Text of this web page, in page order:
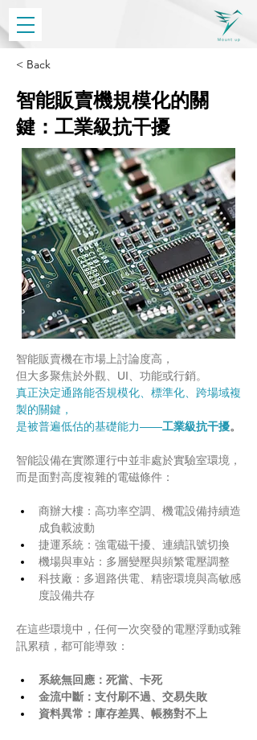
< Back
智能販賣機規模化的關
鍵：工業級抗干擾
智能販賣機在市場上討論度高，
但大多聚焦於外觀、UI、功能或行銷。
真正決定通路能否規模化、標準化、跨場域複
製的關鍵，
是被普遍低估的基礎能力——工業級抗干擾。
智能設備在實際運行中並非處於實驗室環境，
而是面對高度複雜的電磁條件：
商辦大樓：高功率空調、機電設備持續造
成負載波動
捷運系統：強電磁干擾、連續訊號切換
機場與車站：多層變壓與頻繁電壓調整
科技廠：多迴路供電、精密環境與高敏感
度設備共存
在這些環境中，任何一次突發的電壓浮動或雜
訊累積，都可能導致：
系統無回應：死當、卡死
金流中斷：支付刷不過、交易失敗
資料異常：庫存差異、帳務對不上